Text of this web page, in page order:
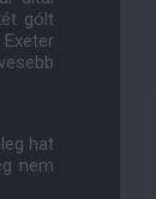
gólt
hat
nem